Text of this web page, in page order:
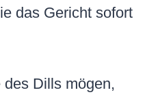
das Gericht sofort
Dills mögen,